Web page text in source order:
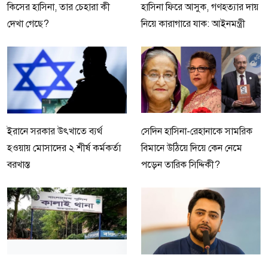
কিসের হাসিনা, তার চেহারা কী
দেখা গেছে?
হাসিনা ফিরে আসুক, গণহত্যার দায়
নিয়ে কারাগারে যাক: আইনমন্ত্রী
ইরানে সরকার উৎখাতে ব্যর্থ
হওয়ায় মোসাদের ২ শীর্ষ কর্মকর্তা
বরখাস্ত
সেদিন হাসিনা-রেহানাকে সামরিক
বিমানে উঠিয়ে দিয়ে কেন নেমে
পড়েন তারিক সিদ্দিকী?